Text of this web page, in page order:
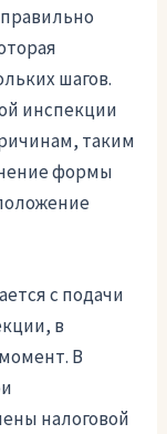
шагов.
инспекции
таким
формы
с подачи
в
В
налоговой